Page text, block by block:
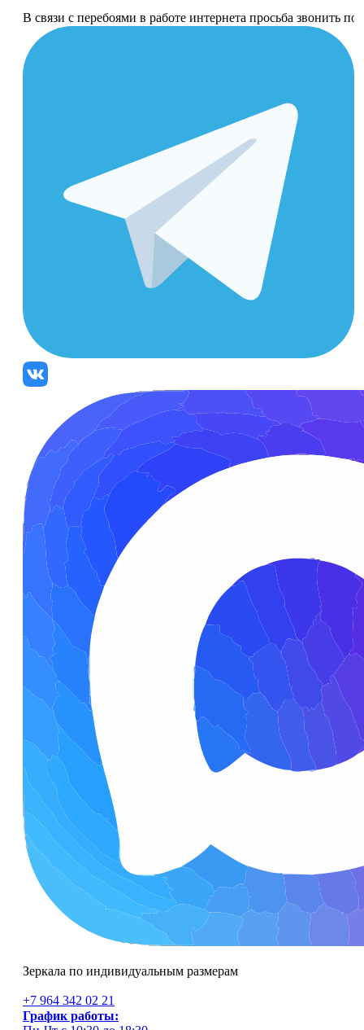
В связи с перебоями в работе интернета просьба
Зеркала по индивидуальным размерам
+7 964 342 02 21
График работы: